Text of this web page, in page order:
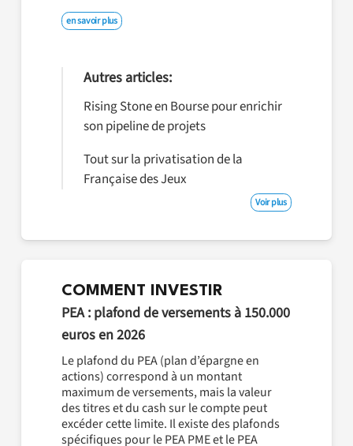
en savoir plus
Autres articles:
Rising Stone en Bourse pour enrichir
son pipeline de projets
Tout sur la privatisation de la
Française des Jeux
Voir plus
COMMENT INVESTIR
PEA : plafond de versements à 150.000
euros en 2026
Le plafond du PEA (plan d’épargne en
actions) correspond à un montant
maximum de versements, mais la valeur
des titres et du cash sur le compte peut
excéder cette limite. Il existe des plafonds
spécifiques pour le PEA PME et le PEA